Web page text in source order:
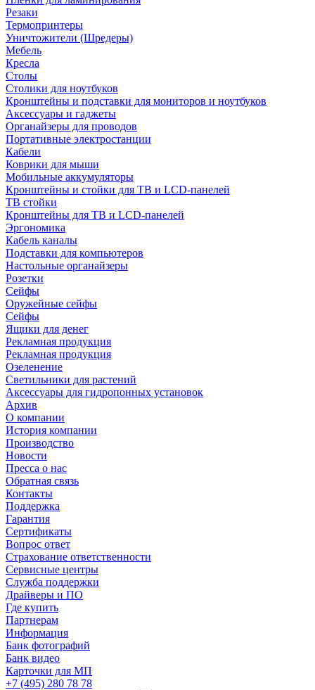
Резаки
Термопринтеры
Уничтожители (Шредеры)
Мебель
Кресла
Столы
Столики для ноутбуков
Кронштейны и подставки для мониторов и ноутбуков
Аксессуары и гаджеты
Органайзеры для проводов
Портативные электростанции
Кабели
Коврики для мыши
Мобильные аккумуляторы
Кронштейны и стойки для ТВ и LCD-панелей
ТВ стойки
Кронштейны для ТВ и LCD-панелей
Эргономика
Кабель каналы
Подставки для компьютеров
Настольные органайзеры
Розетки
Сейфы
Оружейные сейфы
Сейфы
Ящики для денег
Рекламная продукция
Рекламная продукция
Озеленение
Светильники для растений
Аксессуары для гидропонных установок
Архив
О компании
История компании
Производство
Новости
Пресса о нас
Обратная связь
Контакты
Поддержка
Гарантия
Сертификаты
Вопрос ответ
Страхование ответственности
Сервисные центры
Служба поддержки
Драйверы и ПО
Где купить
Партнерам
Информация
Банк фотографий
Банк видео
Карточки для МП
+7 (495) 280 78 78